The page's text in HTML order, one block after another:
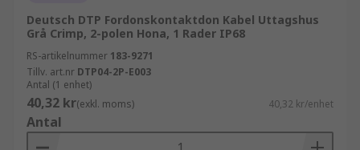
Deutsch DTP Fordonskontaktdon Kabel Uttagshus
Grå Crimp, 2-polen Hona, 1 Rader IP68
RS-artikelnummer 183-9271
Tillv. art.nr DTP04-2P-E003
Antal (1 enhet)
40,32 kr(exkl. moms) 40,32 kr/enhet
Antal